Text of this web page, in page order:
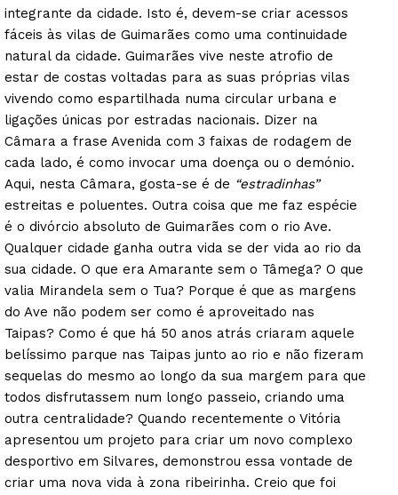
integrante da cidade. Isto é, devem-se criar acessos
fáceis às vilas de Guimarães como uma continuidade
natural da cidade. Guimarães vive neste atrofio de
estar de costas voltadas para as suas próprias vilas
vivendo como espartilhada numa circular urbana e
ligações únicas por estradas nacionais. Dizer na
Câmara a frase Avenida com 3 faixas de rodagem de
cada lado, é como invocar uma doença ou o demónio.
Aqui, nesta Câmara, gosta-se é de “estradinhas”
estreitas e poluentes. Outra coisa que me faz espécie
é o divórcio absoluto de Guimarães com o rio Ave.
Qualquer cidade ganha outra vida se der vida ao rio da
sua cidade. O que era Amarante sem o Tâmega? O que
valia Mirandela sem o Tua? Porque é que as margens
do Ave não podem ser como é aproveitado nas
Taipas? Como é que há 50 anos atrás criaram aquele
belíssimo parque nas Taipas junto ao rio e não fizeram
sequelas do mesmo ao longo da sua margem para que
todos disfrutassem num longo passeio, criando uma
outra centralidade? Quando recentemente o Vitória
apresentou um projeto para criar um novo complexo
desportivo em Silvares, demonstrou essa vontade de
criar uma nova vida à zona ribeirinha. Creio que foi